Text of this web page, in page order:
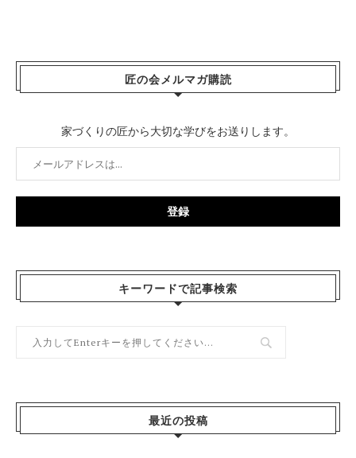
匠の会メルマガ購読
家づくりの匠から大切な学びをお送りします。
キーワードで記事検索
最近の投稿